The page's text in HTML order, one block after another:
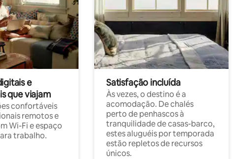
e
que viajam
confortáveis
remotos e
Wi-Fi e espaço
trabalho.
Satisfação incluída
Às vezes, o destino é a
acomodação. De chalés
perto de penhascos à
tranquilidade de casas-barco,
estes aluguéis por temporada
estão repletos de recursos
únicos.